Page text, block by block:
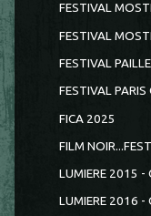
FESTIVAL
FESTIVAL
FESTIVAL
FESTIVAL
FICA 2025
FILM
LUMIERE 2015 -
LUMIERE 2016 -